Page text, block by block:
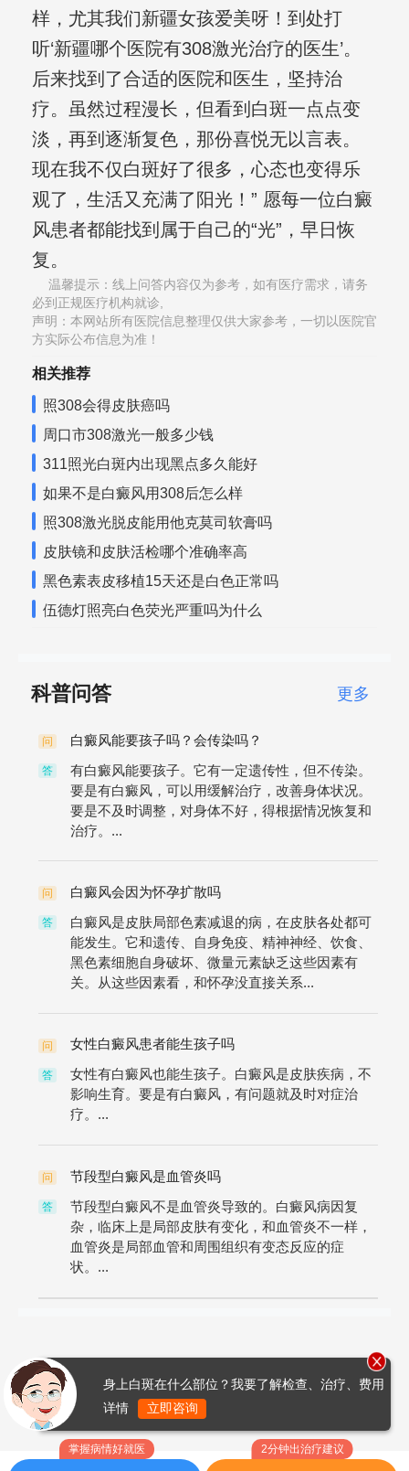
样，尤其我们新疆女孩爱美呀！到处打
听‘新疆哪个医院有308激光治疗的医生’。
后来找到了合适的医院和医生，坚持治
疗。虽然过程漫长，但看到白斑一点点变
淡，再到逐渐复色，那份喜悦无以言表。
现在我不仅白斑好了很多，心态也变得乐
观了，生活又充满了阳光！” 愿每一位白癜
风患者都能找到属于自己的“光”，早日恢
复。
温馨提示：线上问答内容仅为参考，如有医疗需求，请务
必到正规医疗机构就诊,
声明：本网站所有医院信息整理仅供大家参考，一切以医院官
方实际公布信息为准！
相关推荐
照308会得皮肤癌吗
周口市308激光一般多少钱
311照光白斑内出现黑点多久能好
如果不是白癜风用308后怎么样
照308激光脱皮能用他克莫司软膏吗
皮肤镜和皮肤活检哪个准确率高
黑色素表皮移植15天还是白色正常吗
伍德灯照亮白色荧光严重吗为什么
科普问答 更多
问 白癜风能要孩子吗？会传染吗？
答
有白癜风能要孩子。它有一定遗传性，但不传染。
要是有白癜风，可以用缓解治疗，改善身体状况。
要是不及时调整，对身体不好，得根据情况恢复和
治疗。...
问 白癜风会因为怀孕扩散吗
答
白癜风是皮肤局部色素减退的病，在皮肤各处都可
能发生。它和遗传、自身免疫、精神神经、饮食、
黑色素细胞自身破坏、微量元素缺乏这些因素有
关。从这些因素看，和怀孕没直接关系...
问 女性白癜风患者能生孩子吗
答
女性有白癜风也能生孩子。白癜风是皮肤疾病，不
影响生育。要是有白癜风，有问题就及时对症治
疗。...
问 节段型白癜风是血管炎吗
答
节段型白癜风不是血管炎导致的。白癜风病因复
杂，临床上是局部皮肤有变化，和血管炎不一样，
血管炎是局部血管和周围组织有变态反应的症
状。...
掌握病情好就医 2分钟出治疗建议
身上白斑在什么部位？我要了解检查、治疗、费用
详情
立即咨询